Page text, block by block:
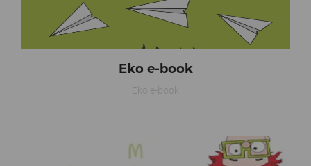
Eko e-book
Eko e-book